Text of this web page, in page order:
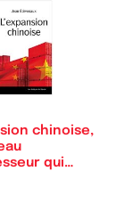
chinoise,
qui…